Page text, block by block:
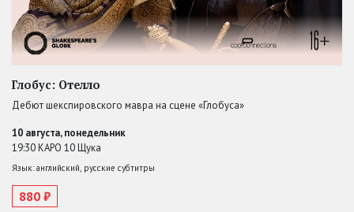
Глобус: Отелло
Дебют шекспировского мавра на сцене «Глобуса»
10 августа, понедельник
19:30 КАРО 10 Щука
Язык: английский, русские субтитры
880 ₽